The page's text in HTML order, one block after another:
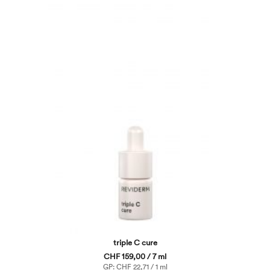
triple C cure
CHF 159,00 / 7 ml
GP: CHF 22,71 / 1 ml